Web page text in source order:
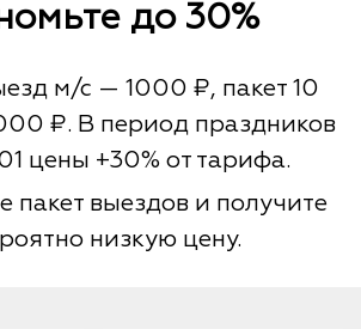
до 30%
м/с — 1000 ₽, пакет 10
₽. В период праздников
цены +30% от тарифа.
пакет выездов и получите
низкую цену.